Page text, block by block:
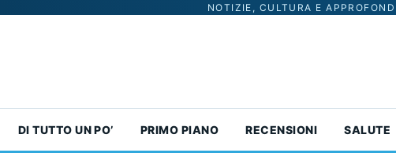
NOTIZIE, CULTURA E
DI TUTTO UN PO’ PRIMO PIANO RECENSIONI SALUTE